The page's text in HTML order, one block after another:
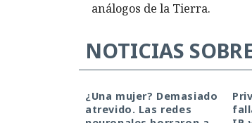
análogos de la Tierra.
NOTICIAS
¿Una mujer? Demasiado
atrevido. Las redes